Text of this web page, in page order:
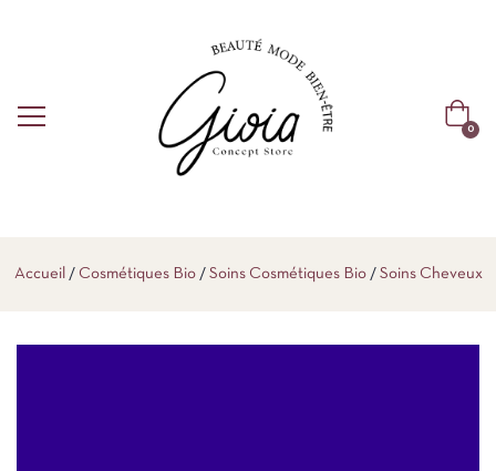
0
Accueil Cosmétiques Bio Soins Cosmétiques Bio Soins Cheveux